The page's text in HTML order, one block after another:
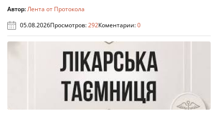
Автор:Лента от Протокола
05.08.2026Просмотров:292Коментарии:0